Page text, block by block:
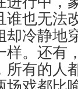
也无法
却冷静地
样。还有
有的人